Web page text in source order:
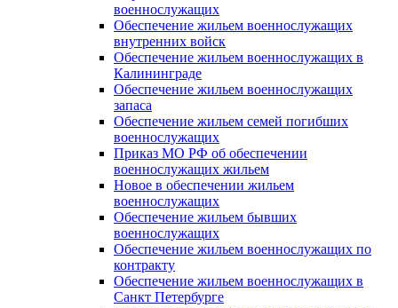
военнослужащих
Обеспечение жильем военнослужащих
внутренних войск
Обеспечение жильем военнослужащих в
Калининграде
Обеспечение жильем военнослужащих
запаса
Обеспечение жильем семей погибших
военнослужащих
Приказ МО РФ об обеспечении
военнослужащих жильем
Новое в обеспечении жильем
военнослужащих
Обеспечение жильем бывших
военнослужащих
Обеспечение жильем военнослужащих по
контракту
Обеспечение жильем военнослужащих в
Санкт Петербурге